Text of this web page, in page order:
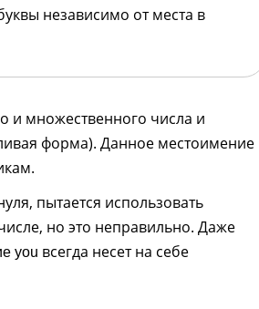
независимо от места в
и множественного числа и
форма). Данное местоимение
пытается использовать
но это неправильно. Даже
you всегда несет на себе